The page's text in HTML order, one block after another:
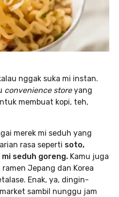
nggak suka mi instan.
convenience storeyang
membuat kopi, teh,
merek mi seduh yang
rasa seperti soto,
seduh goreng. Kamu juga
Jepang dan Korea
Enak, ya, dingin-
sambil nunggu jam